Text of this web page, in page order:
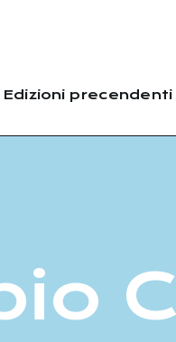
Edizioni precendenti